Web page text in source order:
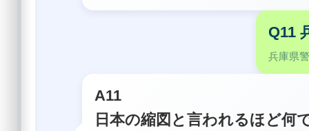
Q11
兵庫県
A11
日本の縮図と言われるほど何